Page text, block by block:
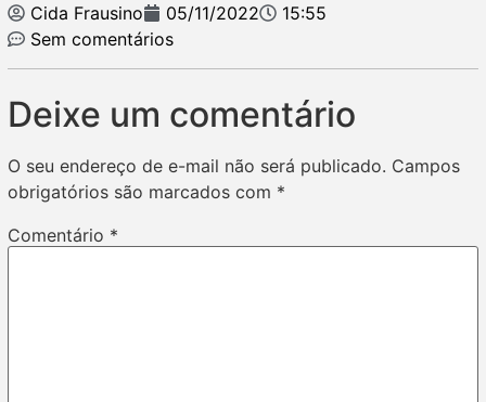
Cida Frausino
05/11/2022
15:55
Sem comentários
Deixe um comentário
O seu endereço de e-mail não será publicado. Campos
obrigatórios são marcados com *
Comentário *